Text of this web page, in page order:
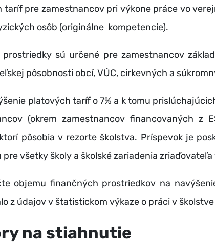
taríf pre zamestnancov pri výkone práce vo
osôb (originálne kompetencie).
prostriedky sú určené pre zamestnancov
pôsobnosti obcí, VÚC, cirkevných a
platových taríf o 7% a k tomu
(okrem zamestnancov financovaných z
pôsobia v rezorte školstva. Príspevok je
pre všetky školy a školské zariadenia zriaďovateľa
objemu finančných prostriedkov na
z údajov v štatistickom výkaze o práci v
na stiahnutie